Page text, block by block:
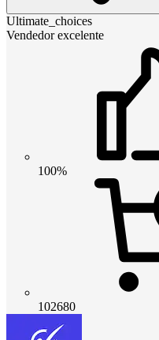
Ultimate_choices
Vendedor excelente
100%
102680